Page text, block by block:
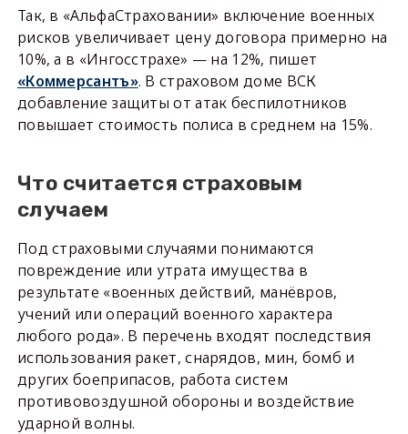
Так, в «АльфаСтраховании» включение военных
рисков увеличивает цену договора примерно на
10%, а в «Ингосстрахе» — на 12%, пишет
«Коммерсантъ». В страховом доме ВСК
добавление защиты от атак беспилотников
повышает стоимость полиса в среднем на 15%.
Что считается страховым
случаем
Под страховыми случаями понимаются
повреждение или утрата имущества в
результате «военных действий, манёвров,
учений или операций военного характера
любого рода». В перечень входят последствия
использования ракет, снарядов, мин, бомб и
других боеприпасов, работа систем
противовоздушной обороны и воздействие
ударной волны.